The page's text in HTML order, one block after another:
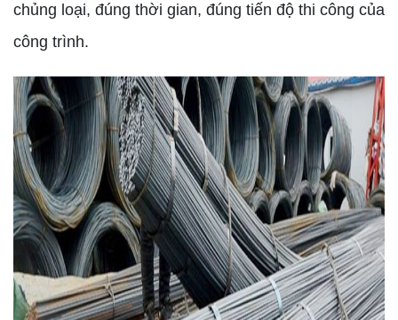
chủng loại, đúng thời gian, đúng tiến độ thi công của
công trình.